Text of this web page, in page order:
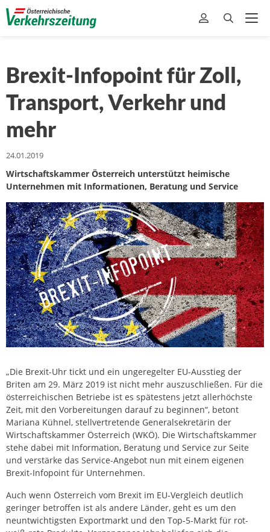
Brexit-Infopoint für Zoll,
Transport, Verkehr und
mehr
24.01.2019
Wirtschaftskammer Österreich unterstützt heimische
Unternehmen mit Informationen, Beratung und Service
„Die Brexit-Uhr tickt und ein ungeregelter EU-Ausstieg der
Briten am 29. März 2019 ist nicht mehr auszuschließen. Für die
österreichischen Betriebe ist es spätestens jetzt allerhöchste
Zeit, mit den Vorbereitungen darauf zu beginnen“, betont
Mariana Kühnel, stellvertretende Generalsekretärin der
Wirtschaftskammer Österreich (WKÖ). Die Wirtschaftskammer
stehe dabei mit Information, Beratung und Service zur Seite
und verstärke das Service-Angebot nun mit einem eigenen
Brexit-Infopoint für Unternehmen.
Auch wenn Österreich vom Brexit im EU-Vergleich deutlich
geringer betroffen ist als andere Länder, geht es um den
neuntwichtigsten Exportmarkt und den Top-5-Markt für rot-